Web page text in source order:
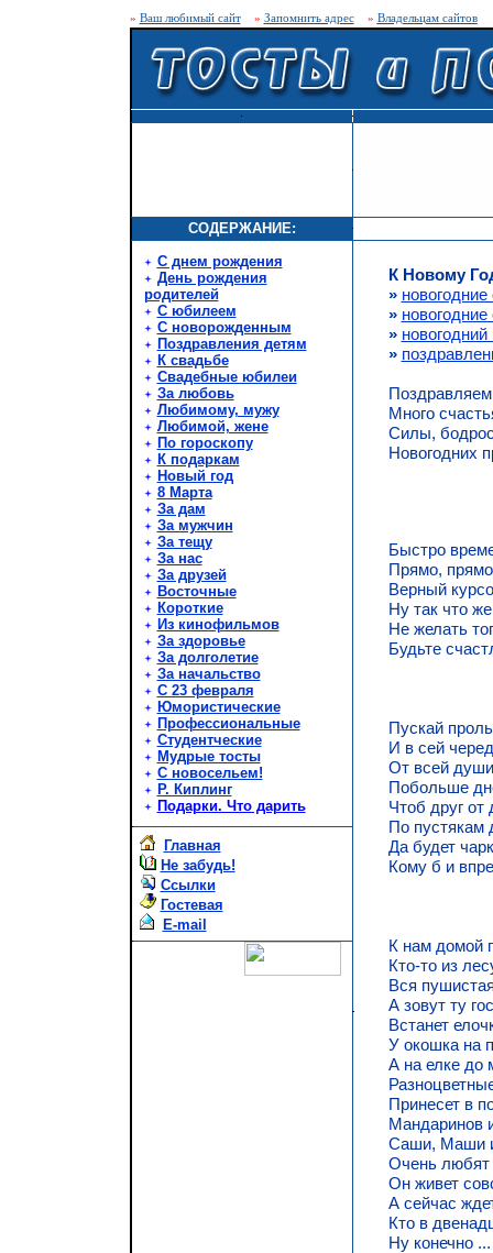
» Ваш любимый сайт» Запомнить адрес» Владельцам сайтов
СОДЕРЖАНИЕ:
С днем рождения
День рождения
родителей
С юбилеем
С новорожденным
Поздравления детям
К свадьбе
Свадебные юбилеи
За любовь
Любимому, мужу
Любимой, жене
По гороскопу
К подаркам
Новый год
8 Марта
За дам
За мужчин
За тещу
За нас
За друзей
Восточные
Короткие
Из кинофильмов
За здоровье
За долголетие
За начальство
С 23 февраля
Юмористические
Профессиональные
Студентческие
Мудрые тосты
С новосельем!
Р. Киплинг
Подарки. Что дарить
Главная
Не забудь!
Ссылки
Гостевая
E-mail
К Новому
»
» новогодние
»
»
Много
Силы,
Новогодних
Быстро
Прямо,
Верный
Ну так что
Не желать
Будьте
Пускай
И в сей
От всей
Побольше
Чтоб друг от
По пустякам
Да будет
Кому б и
К нам домой
Кто-то из
Вся
А зовут ту
Встанет
У окошка на
А на елке до
Принесет в
Мандаринов
Саши, Маши
Очень
Он живет
А сейчас
Кто в
Ну конечно